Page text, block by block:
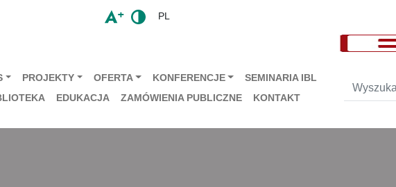
PL
PROJEKTY OFERTA KONFERENCJE
SEMINARIA IBL
EDUKACJA ZAMÓWIENIA PUBLICZNE KONTAKT